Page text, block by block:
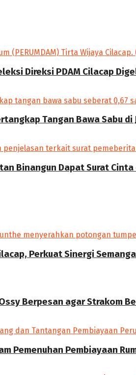
Direksi PDAM Cilacap
Tangan Bawa Sabu di
Binangun Dapat Surat
Perkuat Sinergi
Berpesan agar
Pemenuhan Pembiayaan